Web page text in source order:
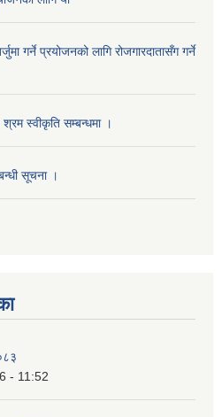
गर्ने प्रयोजनको लागि रोजगारदातासँग गर्ने
स्वीकृति सम्बन्धमा ।
सूचना ।
- 11:52